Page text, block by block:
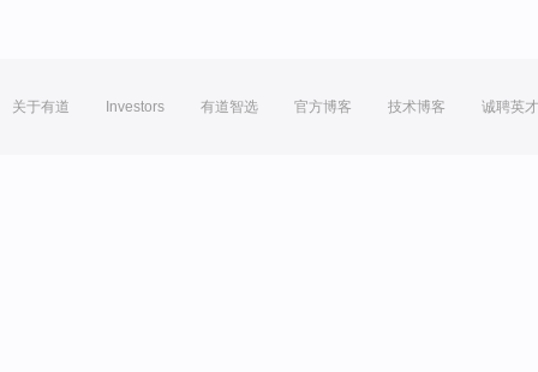
关于有道 Investors 有道智选 官方博客 技术博客 诚聘英才